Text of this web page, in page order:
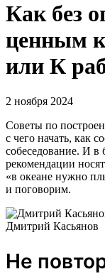
Как без
ценным
или К
2 ноября 2024
Советы по
с чего начать, как
собеседование. И в
рекомендации
«в океане нужно
и поговорим.
Дмитрий Касьянов
Не